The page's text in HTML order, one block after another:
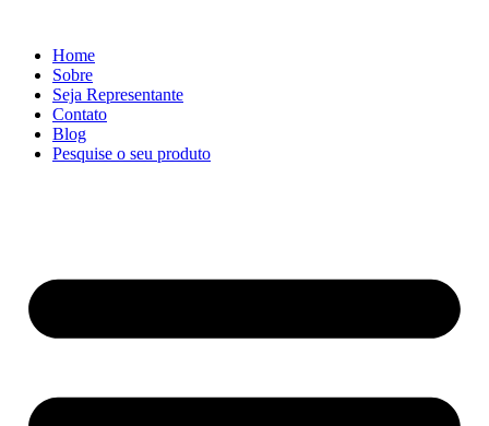
conteúdo
Home
Sobre
Seja Representante
Contato
Blog
Pesquise o seu produto